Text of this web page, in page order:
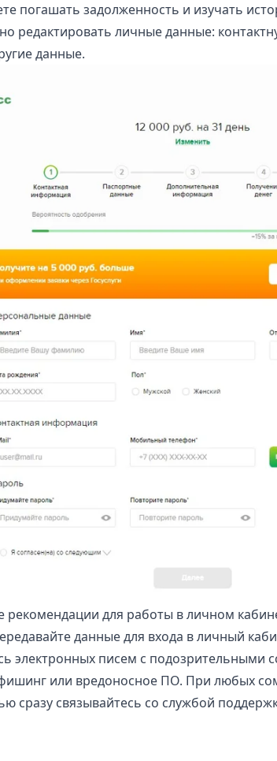
погашать задолженность и изучать
редактировать личные данные:
данные.
рекомендации для работы в личном
данные для входа в личный
электронных писем с подозрительными
или вредоносное ПО. При любых
сразу связывайтесь со службой